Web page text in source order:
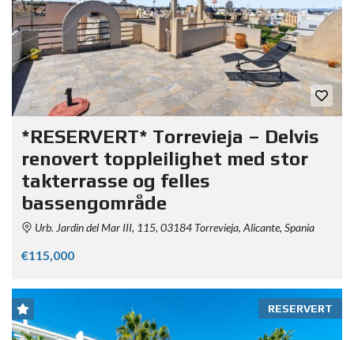
*RESERVERT* Torrevieja – Delvis
renovert toppleilighet med stor
takterrasse og felles
bassengområde
Urb. Jardin del Mar III, 115, 03184 Torrevieja, Alicante, Spania
€115,000
RESERVERT